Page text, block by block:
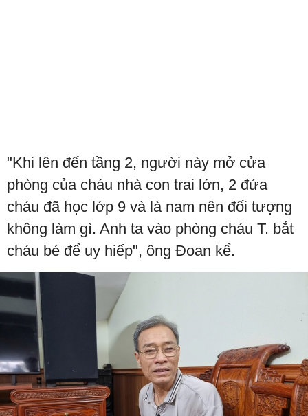
"Khi lên đến tầng 2, người này mở cửa
phòng của cháu nhà con trai lớn, 2 đứa
cháu đã học lớp 9 và là nam nên đối tượng
không làm gì. Anh ta vào phòng cháu T. bắt
cháu bé để uy hiếp", ông Đoan kể.